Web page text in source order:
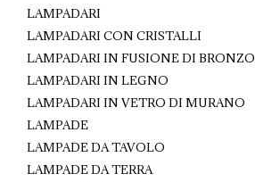
LAMPADARI
LAMPADARI CON CRISTALLI
LAMPADARI IN FUSIONE DI BRONZO
LAMPADARI IN LEGNO
LAMPADARI IN VETRO DI MURANO
LAMPADE
LAMPADE DA TAVOLO
LAMPADE DA TERRA